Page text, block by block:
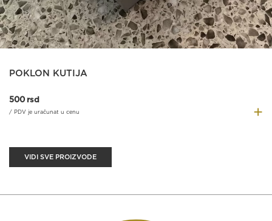
POKLON KUTIJA
500 rsd
/ PDV je uračunat u cenu +
VIDI SVE PROIZVODE